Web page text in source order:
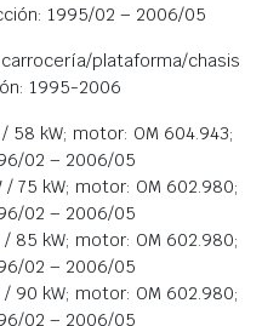
1995/02 – 2006/05
plataforma/chasis
1995-2006
58 kW; motor: OM 604.943;
02 – 2006/05
/ 75 kW; motor: OM 602.980;
02 – 2006/05
/ 85 kW; motor: OM 602.980;
02 – 2006/05
/ 90 kW; motor: OM 602.980;
02 – 2006/05